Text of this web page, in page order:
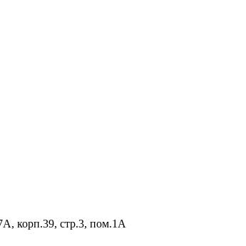
корп.39, стр.3, пом.1А